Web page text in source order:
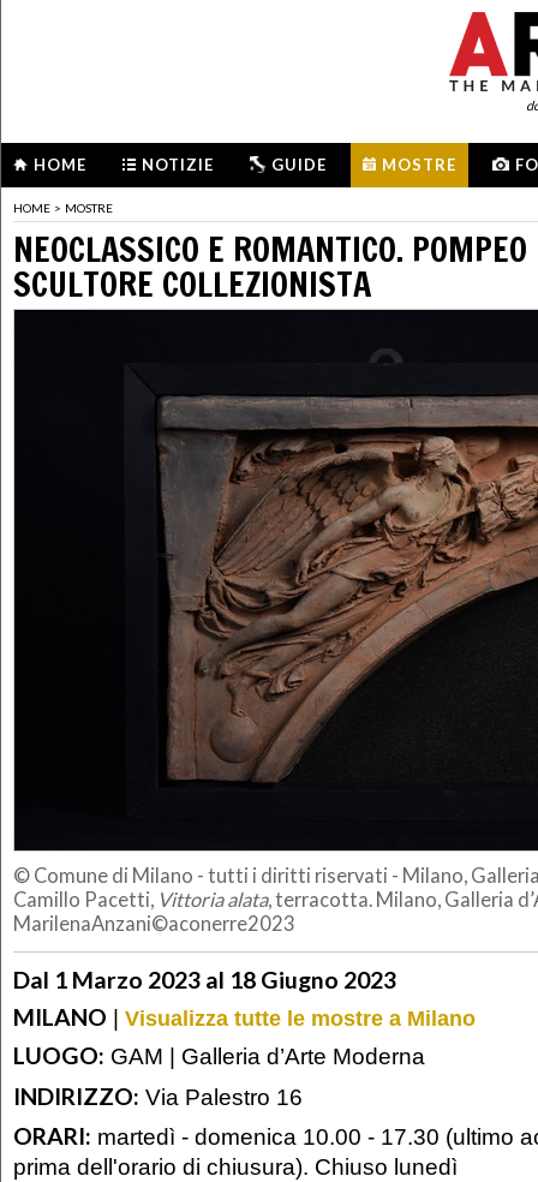
HOME NOTIZIE GUIDE MOSTRE
HOME > MOSTRE
NEOCLASSICO E ROMANTICO.
SCULTORE COLLEZIONISTA
© Comune di Milano - tutti i diritti riservati - Milano,
Camillo Pacetti, Vittoria alata, terracotta. Milano, Galleria
MarilenaAnzani©aconerre2023
Dal 1 Marzo 2023 al 18 Giugno 2023
MILANO | Visualizza tutte le mostre a Milano
LUOGO: GAM | Galleria d’Arte Moderna
INDIRIZZO: Via Palestro 16
ORARI: martedì - domenica 10.00 - 17.30 (ultimo
prima dell'orario di chiusura). Chiuso lunedì